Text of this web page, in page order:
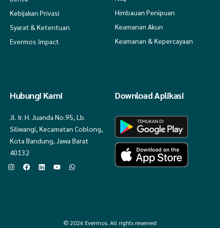
Kebijakan Privasi
Syarat & Ketentuan
Evermos Impact
Himbauan Penipuan
Keamanan Akun
Keamanan & Kepercayaan
Hubungi Kami
Jl. Ir. H. Juanda No.95, Lb.
Siliwangi, Kecamatan Coblong,
Kota Bandung, Jawa Barat
40132
Download Aplikasi
© 2026 Evermos. All rights reserved